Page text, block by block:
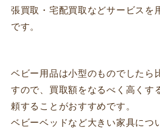
張買取・宅配買取などサービスを
です。
ベビー用品は小型のものでしたら
すので、買取額をなるべく高くす
頼することがおすすめです。
ベビーベッドなど大きい家具につ